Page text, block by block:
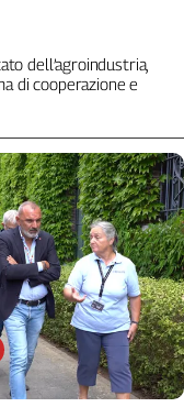
dell’agroindustria,
di cooperazione e